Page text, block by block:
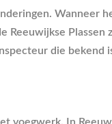
Wanneer
Plassen
die bekend
voegwerk. In